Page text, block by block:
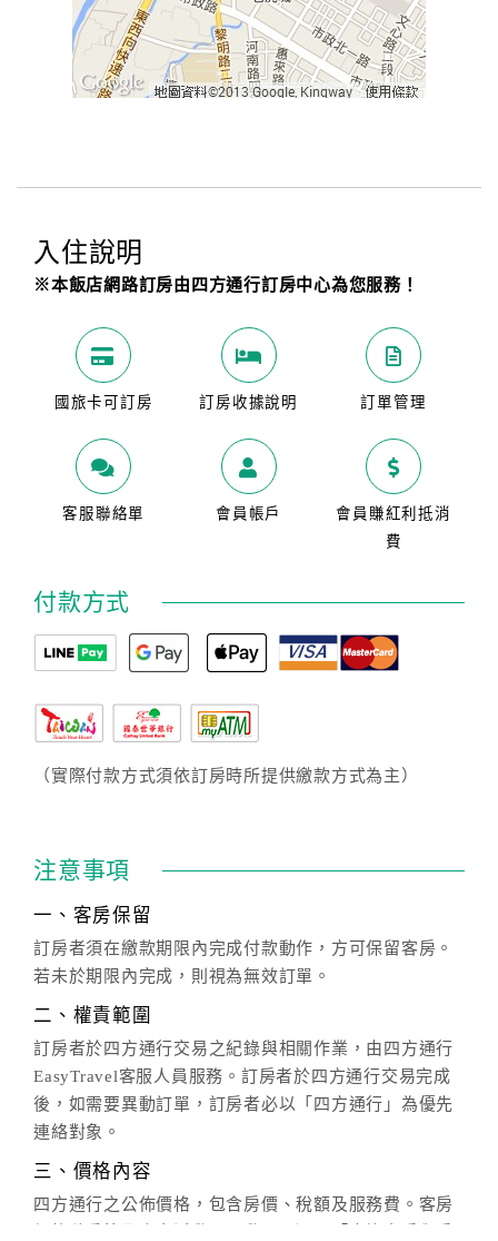
入住說明
※本飯店網路訂房由四方通行訂房中心為您服務！
國旅卡可訂房 訂房收據說明 訂單管理
客服聯絡單 會員帳戶
會員賺紅利抵消
費
付款方式
（實際付款方式須依訂房時所提供繳款方式為主）
注意事項
一、客房保留
訂房者須在繳款期限內完成付款動作，方可保留客房。
若未於期限內完成，則視為無效訂單。
二、權責範圍
訂房者於四方通行交易之紀錄與相關作業，由四方通行
EasyTravel客服人員服務。訂房者於四方通行交易完成
後，如需要異動訂單，訂房者必以「四方通行」為優先
連絡對象。
三、價格內容
四方通行之公佈價格，包含房價、稅額及服務費。客房